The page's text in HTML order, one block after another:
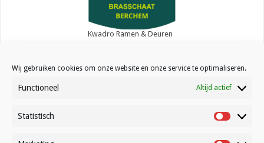
Wij gebruiken cookies om onze website en onze service te optimaliseren.
Functioneel Altijd actief
Statistisch Statistisch
Kwadro Ramen & Deuren
Contact